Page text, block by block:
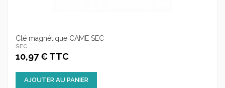
Clé magnétique CAME SEC
SEC
10,97 € TTC
AJOUTER AU PANIER